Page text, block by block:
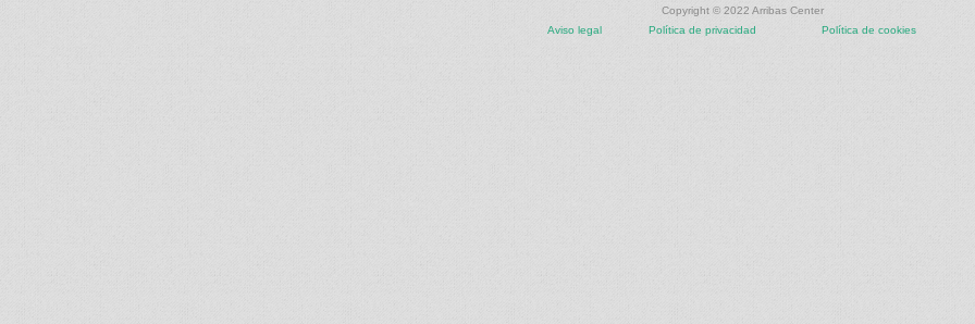
Copyright © 2022 Arribas Center
Aviso legal
Política de privacidad Política de cookies